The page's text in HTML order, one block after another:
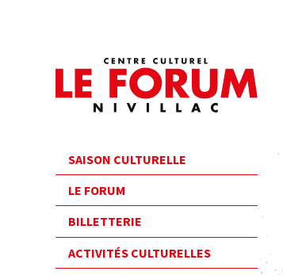
SAISON CULTURELLE
LE FORUM
BILLETTERIE
ACTIVITÉS CULTURELLES